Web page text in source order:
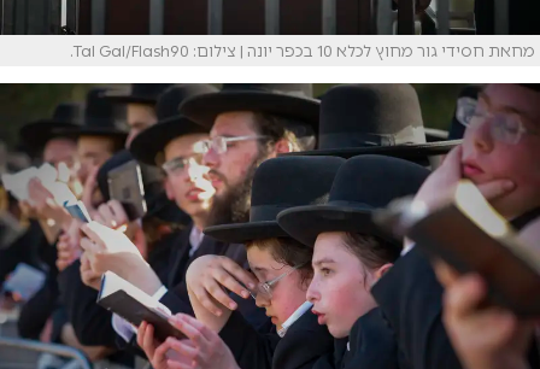
מחאת חסידי גור מחוץ לכלא 10 בכפר יונה | צילום: Tal Gal/Flash90.